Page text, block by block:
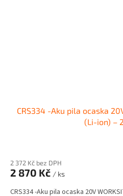
CRS334 -Aku pila ocaska
(Li-ion) –
2 372 Kč bez DPH
2 870 Kč / ks
CRS334 -Aku pila ocaska 20V